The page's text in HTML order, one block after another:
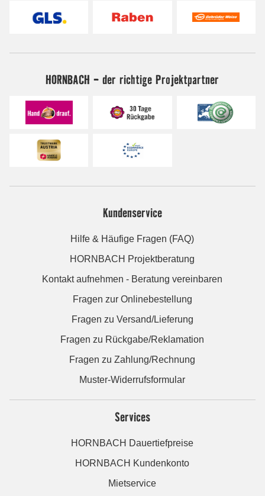
HORNBACH - der richtige Projektpartner
Kundenservice
Hilfe & Häufige Fragen (FAQ)
HORNBACH Projektberatung
Kontakt aufnehmen - Beratung vereinbaren
Fragen zur Onlinebestellung
Fragen zu Versand/Lieferung
Fragen zu Rückgabe/Reklamation
Fragen zu Zahlung/Rechnung
Muster-Widerrufsformular
Services
HORNBACH Dauertiefpreise
HORNBACH Kundenkonto
Mietservice